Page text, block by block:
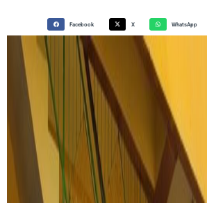
Facebook X WhatsApp